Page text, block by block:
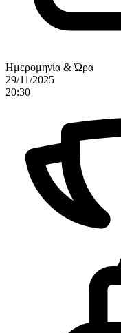
Ημερομηνία & Ώρα
29/11/2025
20:30